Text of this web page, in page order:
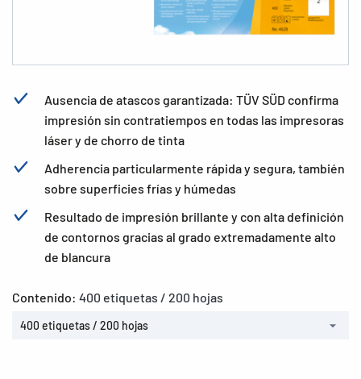
Ausencia de atascos garantizada: TÜV SÜD confirma
impresión sin contratiempos en todas las impresoras
láser y de chorro de tinta
Adherencia particularmente rápida y segura, también
sobre superficies frías y húmedas
Resultado de impresión brillante y con alta definición
de contornos gracias al grado extremadamente alto
de blancura
Contenido: 400 etiquetas / 200 hojas
400 etiquetas / 200 hojas